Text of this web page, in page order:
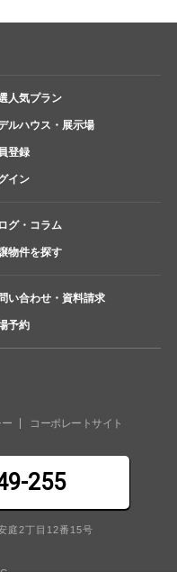
人気プラン
ルハウス・展示場
登録
イン
グ・コラム
物件を探す
い合わせ・資料請求
予約
コーポレートサイト
255
庭2丁目12番15号